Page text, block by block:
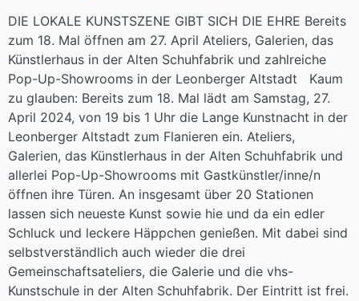
DIE LOKALE KUNSTSZENE GIBT SICH DIE EHRE Bereits
zum 18. Mal öffnen am 27. April Ateliers, Galerien, das
Künstlerhaus in der Alten Schuhfabrik und zahlreiche
Pop-Up-Showrooms in der Leonberger Altstadt Kaum
zu glauben: Bereits zum 18. Mal lädt am Samstag, 27.
April 2024, von 19 bis 1 Uhr die Lange Kunstnacht in der
Leonberger Altstadt zum Flanieren ein. Ateliers,
Galerien, das Künstlerhaus in der Alten Schuhfabrik und
allerlei Pop-Up-Showrooms mit Gastkünstler/inne/n
öffnen ihre Türen. An insgesamt über 20 Stationen
lassen sich neueste Kunst sowie hie und da ein edler
Schluck und leckere Häppchen genießen. Mit dabei sind
selbstverständlich auch wieder die drei
Gemeinschaftsateliers, die Galerie und die vhs-
Kunstschule in der Alten Schuhfabrik. Der Eintritt ist frei.